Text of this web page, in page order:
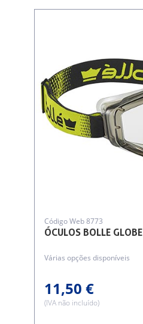
ÓCULOS BOLLE GLOBE
Código Web 8773
Várias opções disponíveis
11,50 €
(IVA não incluído)